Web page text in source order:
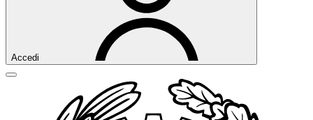
Accedi